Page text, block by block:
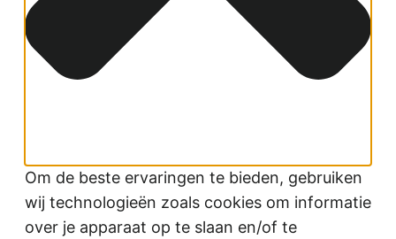
Om de beste ervaringen te bieden, gebruiken
wij technologieën zoals cookies om informatie
over je apparaat op te slaan en/of te